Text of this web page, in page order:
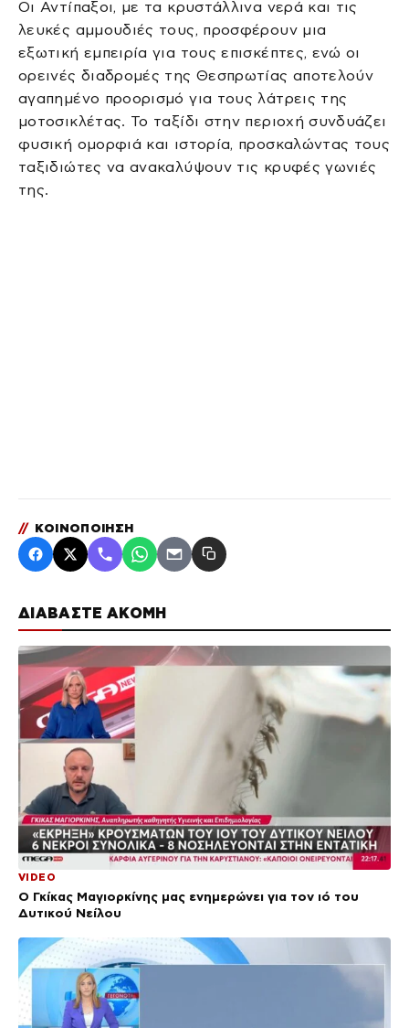
ΔΙΑΒΑΣΤΕ ΑΚΟΜΗ
VIDEO
Ο Γκίκας Μαγιορκίνης μας ενημερώνει για τον ιό του
Δυτικού Νείλου
Οι Αντίπαξοι, με τα κρυστάλλινα νερά και τις
λευκές αμμουδιές τους, προσφέρουν μια
εξωτική εμπειρία για τους επισκέπτες, ενώ οι
ορεινές διαδρομές της Θεσπρωτίας αποτελούν
αγαπημένο προορισμό για τους λάτρεις της
μοτοσικλέτας. Το ταξίδι στην περιοχή συνδυάζει
φυσική ομορφιά και ιστορία, προσκαλώντας τους
ταξιδιώτες να ανακαλύψουν τις κρυφές γωνιές
της.
// ΚΟΙΝΟΠΟΙΗΣΗ